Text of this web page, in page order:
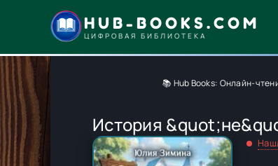
HUB-BOOKS.COM
ЦИФРОВАЯ БИБЛИОТЕКА
📚 Hub Books: Онлайн-
История